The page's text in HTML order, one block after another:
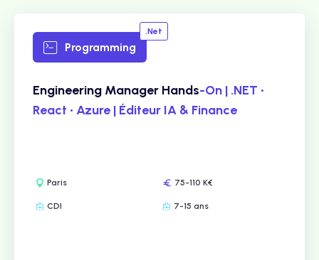
Programming
.Net
Engineering Manager Hands-On | .NET •
React • Azure | Éditeur IA & Finance
Paris 75-110 K€
CDI 7-15 ans